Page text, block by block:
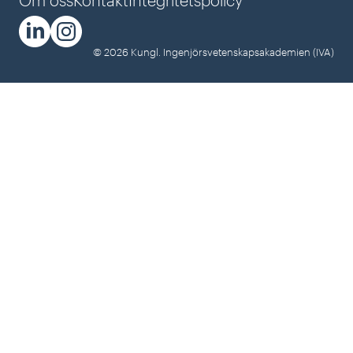
möjlighet att utveckla både sina företag och sig själva
som entreprenörer.
© 2026 Kungl. Ingenjörsvetenskapsakademien (IVA)